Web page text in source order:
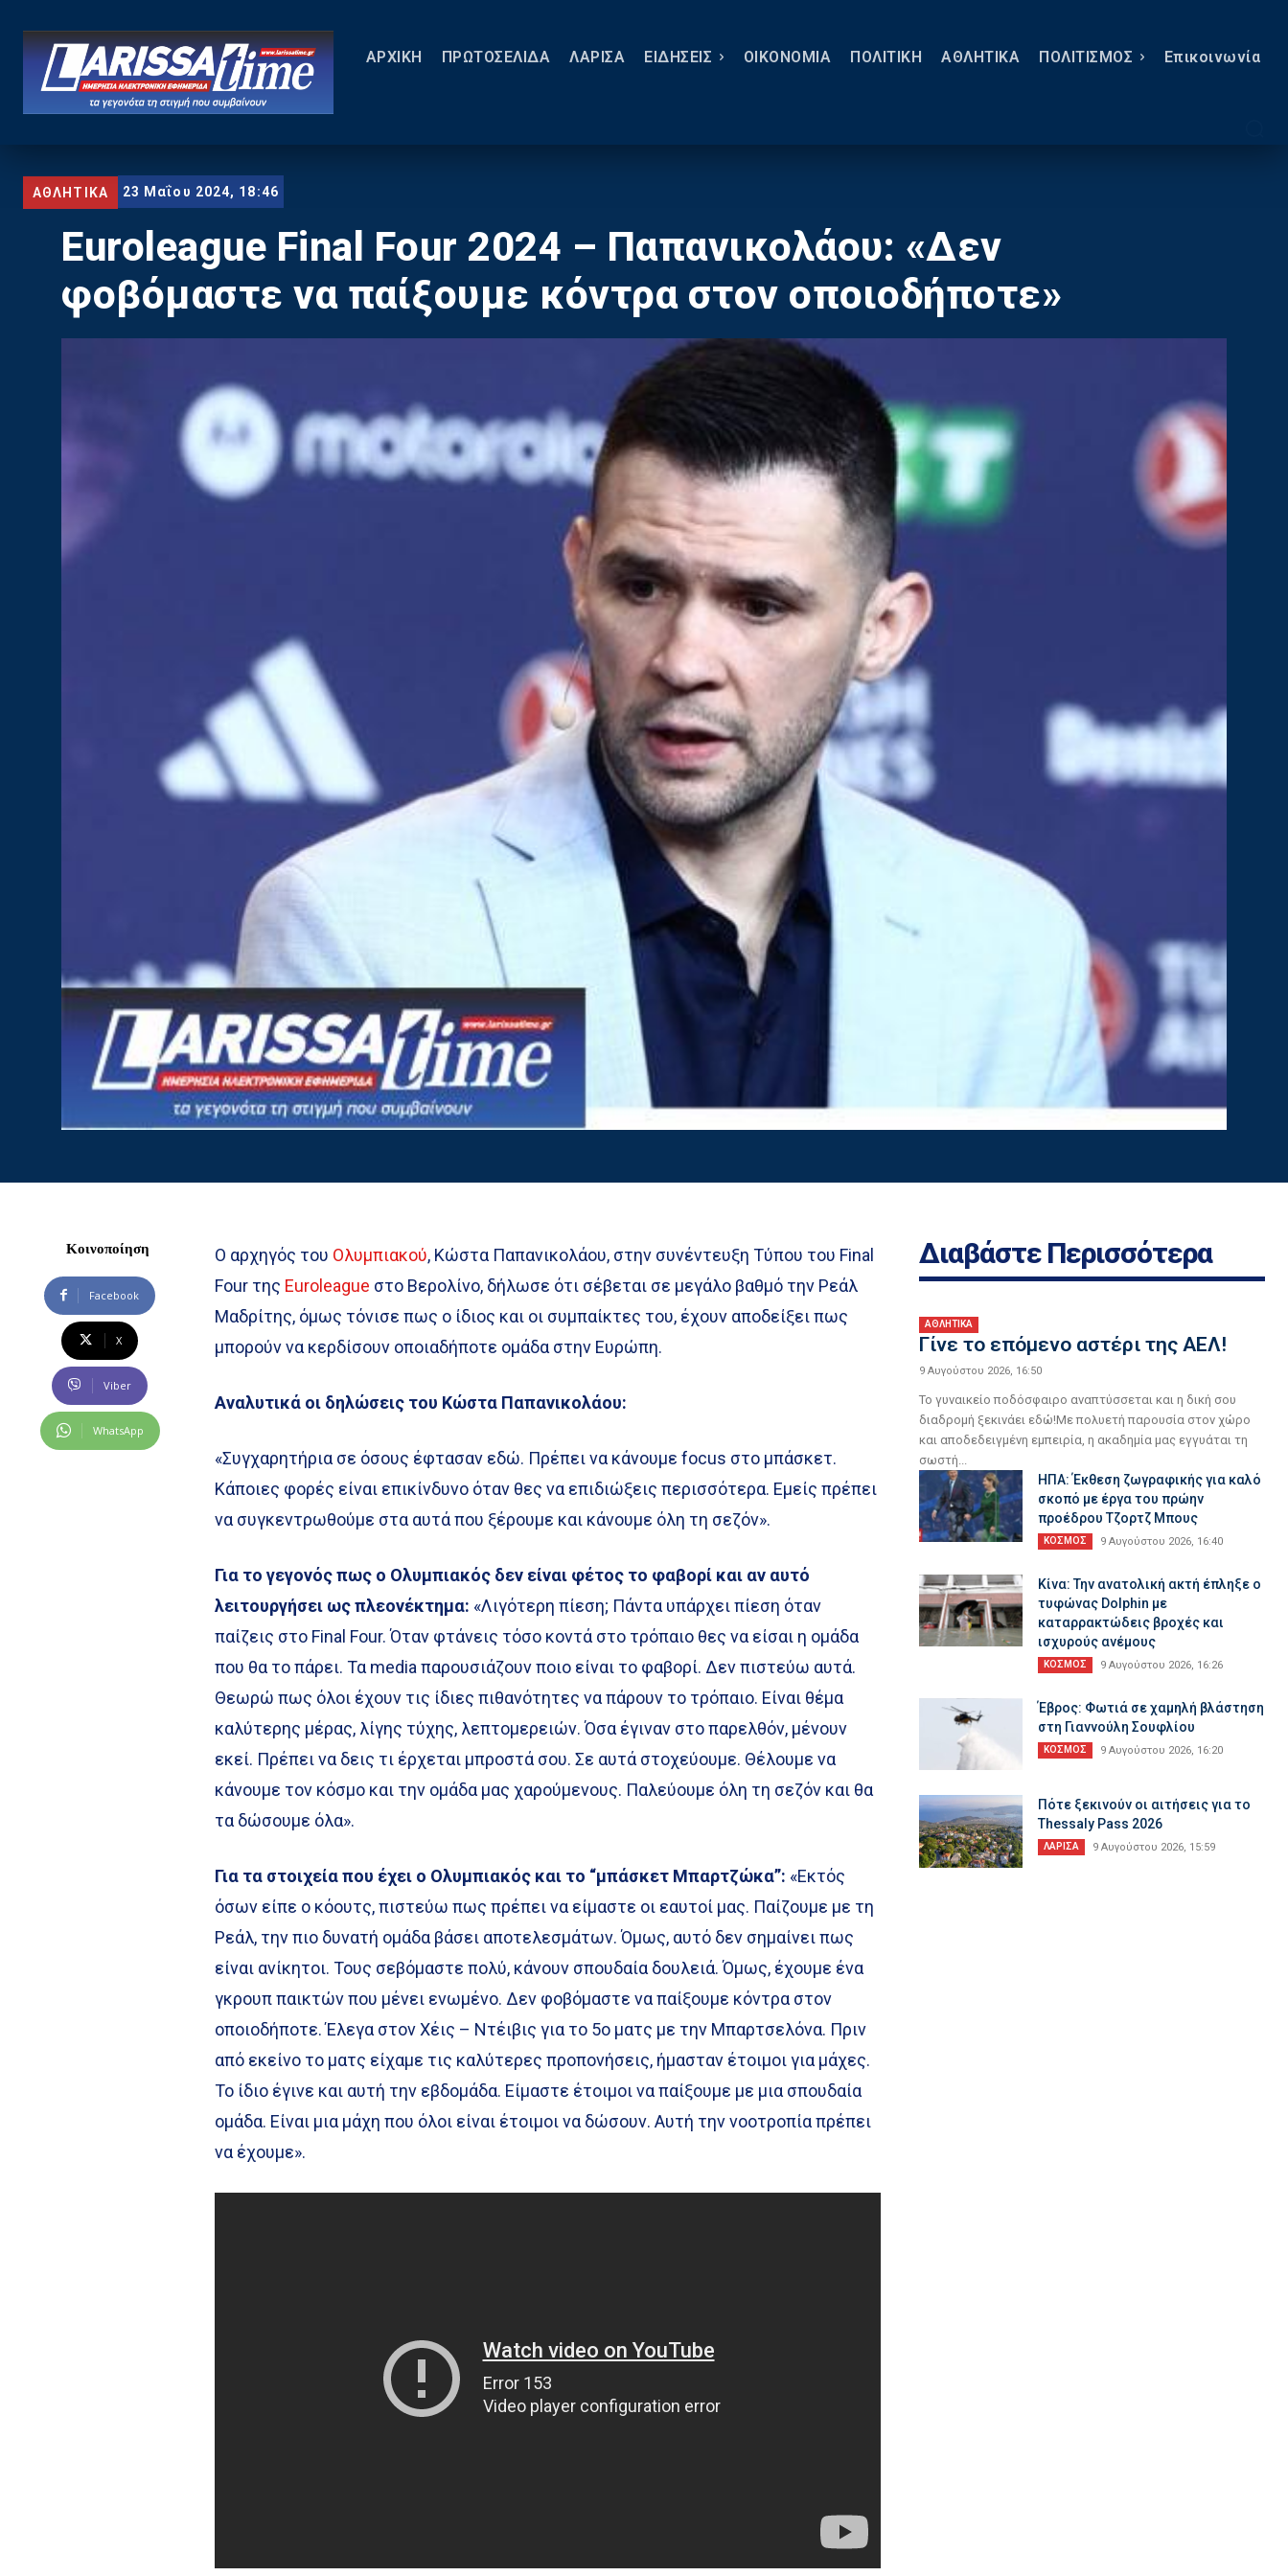
ΑΡΧΙΚΗ ΠΡΩΤΟΣΕΛΙΔΑ ΛΑΡΙΣΑ ΕΙΔΗΣΕΙΣ ΟΙΚΟΝΟΜΙΑ ΠΟΛΙΤΙΚΗ ΑΘΛΗΤΙΚΑ ΠΟΛΙΤΙΣΜΟΣ Eπικοινωνία
ΑΘΛΗΤΙΚΑ 23 Μαΐου 2024, 18:46
Euroleague Final Four 2024 – Παπανικολάου: «Δεν
φοβόμαστε να παίξουμε κόντρα στον οποιοδήποτε»
Κοινοποίηση
Facebook
X
Viber
WhatsApp
Ο αρχηγός του Ολυμπιακού, Κώστα Παπανικολάου, στην συνέντευξη Τύπου του Final
Four της Euroleague στο Βερολίνο, δήλωσε ότι σέβεται σε μεγάλο βαθμό την Ρεάλ
Μαδρίτης, όμως τόνισε πως ο ίδιος και οι συμπαίκτες του, έχουν αποδείξει πως
μπορούν να κερδίσουν οποιαδήποτε ομάδα στην Ευρώπη.
Αναλυτικά οι δηλώσεις του Κώστα Παπανικολάου:
«Συγχαρητήρια σε όσους έφτασαν εδώ. Πρέπει να κάνουμε focus στο μπάσκετ.
Κάποιες φορές είναι επικίνδυνο όταν θες να επιδιώξεις περισσότερα. Εμείς πρέπει
να συγκεντρωθούμε στα αυτά που ξέρουμε και κάνουμε όλη τη σεζόν».
Για το γεγονός πως ο Ολυμπιακός δεν είναι φέτος το φαβορί και αν αυτό
λειτουργήσει ως πλεονέκτημα: «Λιγότερη πίεση; Πάντα υπάρχει πίεση όταν
παίζεις στο Final Four. Όταν φτάνεις τόσο κοντά στο τρόπαιο θες να είσαι η ομάδα
που θα το πάρει. Τα media παρουσιάζουν ποιο είναι το φαβορί. Δεν πιστεύω αυτά.
Θεωρώ πως όλοι έχουν τις ίδιες πιθανότητες να πάρουν το τρόπαιο. Είναι θέμα
καλύτερης μέρας, λίγης τύχης, λεπτομερειών. Όσα έγιναν στο παρελθόν, μένουν
εκεί. Πρέπει να δεις τι έρχεται μπροστά σου. Σε αυτά στοχεύουμε. Θέλουμε να
κάνουμε τον κόσμο και την ομάδα μας χαρούμενους. Παλεύουμε όλη τη σεζόν και θα
τα δώσουμε όλα».
Για τα στοιχεία που έχει ο Ολυμπιακός και το “μπάσκετ Μπαρτζώκα”: «Εκτός
όσων είπε ο κόουτς, πιστεύω πως πρέπει να είμαστε οι εαυτοί μας. Παίζουμε με τη
Ρεάλ, την πιο δυνατή ομάδα βάσει αποτελεσμάτων. Όμως, αυτό δεν σημαίνει πως
είναι ανίκητοι. Τους σεβόμαστε πολύ, κάνουν σπουδαία δουλειά. Όμως, έχουμε ένα
γκρουπ παικτών που μένει ενωμένο. Δεν φοβόμαστε να παίξουμε κόντρα στον
οποιοδήποτε. Έλεγα στον Χέις – Ντέιβις για το 5ο ματς με την Μπαρτσελόνα. Πριν
από εκείνο το ματς είχαμε τις καλύτερες προπονήσεις, ήμασταν έτοιμοι για μάχες.
Το ίδιο έγινε και αυτή την εβδομάδα. Είμαστε έτοιμοι να παίξουμε με μια σπουδαία
ομάδα. Είναι μια μάχη που όλοι είναι έτοιμοι να δώσουν. Αυτή την νοοτροπία πρέπει
να έχουμε».
Διαβάστε Περισσότερα
ΑΘΛΗΤΙΚΑ
Γίνε το επόμενο αστέρι της ΑΕΛ!
9 Αυγούστου 2026, 16:50
Το γυναικείο ποδόσφαιρο αναπτύσσεται και η δική σου
διαδρομή ξεκινάει εδώ!Με πολυετή παρουσία στον χώρο
και αποδεδειγμένη εμπειρία, η ακαδημία μας εγγυάται τη
σωστή...
ΗΠΑ: Έκθεση ζωγραφικής για καλό
σκοπό με έργα του πρώην
προέδρου Τζορτζ Μπους
ΚΟΣΜΟΣ 9 Αυγούστου 2026, 16:40
Κίνα: Την ανατολική ακτή έπληξε ο
τυφώνας Dolphin με
καταρρακτώδεις βροχές και
ισχυρούς ανέμους
ΚΟΣΜΟΣ 9 Αυγούστου 2026, 16:26
Έβρος: Φωτιά σε χαμηλή βλάστηση
στη Γιαννούλη Σουφλίου
ΚΟΣΜΟΣ 9 Αυγούστου 2026, 16:20
Πότε ξεκινούν οι αιτήσεις για το
Thessaly Pass 2026
ΛΑΡΙΣΑ 9 Αυγούστου 2026, 15:59